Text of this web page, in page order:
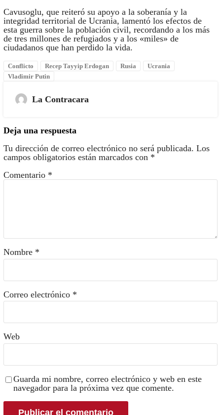
Cavusoglu, que reiteró su apoyo a la soberanía y la
integridad territorial de Ucrania, lamentó los efectos de
esta guerra sobre la población civil, recordando a los más
de tres millones de refugiados y a los «miles» de
ciudadanos que han perdido la vida.
Conflicto Recep Tayyip Erdogan Rusia
Ucrania
Vladimir Putin
La Contracara
Deja una respuesta
Tu dirección de correo electrónico no será publicada. Los
campos obligatorios están marcados con *
Comentario *
Nombre *
Correo electrónico *
Web
Guarda mi nombre, correo electrónico y web en este
navegador para la próxima vez que comente.